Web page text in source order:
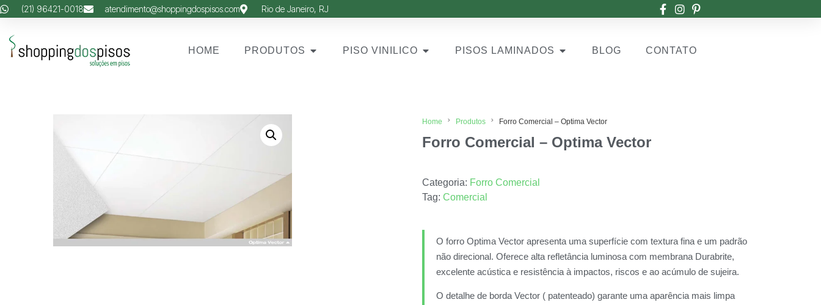
(21) 96421-0018 atendimento@shoppingdospisos.com Rio de Janeiro, RJ
HOME PRODUTOS PISO VINILICO PISOS LAMINADOS BLOG CONTATO
Home Produtos Forro Comercial – Optima Vector
Forro Comercial – Optima Vector
Categoria: Forro Comercial
Tag: Comercial
O forro Optima Vector apresenta uma superfície com textura fina e um padrão
não direcional. Oferece alta refletância luminosa com membrana Durabrite,
excelente acústica e resistência à impactos, riscos e ao acúmulo de sujeira.
O detalhe de borda Vector ( patenteado) garante uma aparência mais limpa